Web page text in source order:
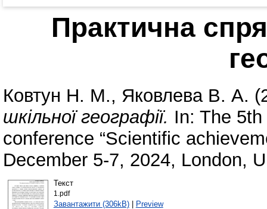
Практична
Ковтун Н. М., Яковлева В. А.
шкільної географії. In: The
conference “Scientific
December 5-7, 2024, London,
Текст
1.pdf
Завантажити (306kB)| Preview